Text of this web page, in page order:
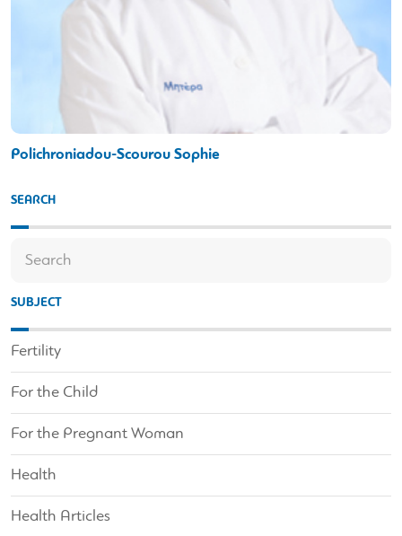
Polichroniadou-Scourou Sophie
SEARCH
SUBJECT
Fertility
For the Child
For the Pregnant Woman
Health
Health Articles